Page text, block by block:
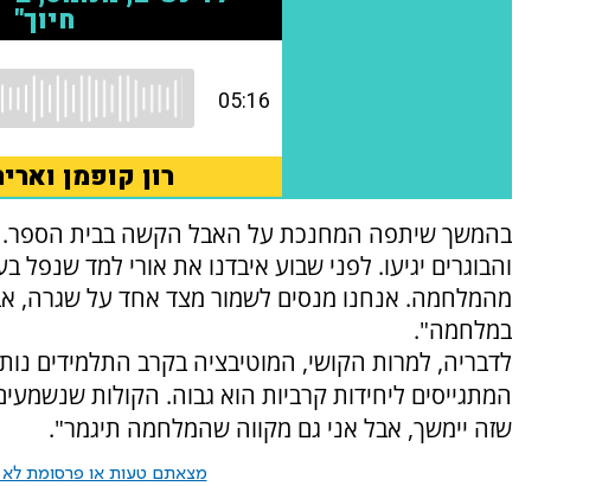
בהמשך שיתפה המחנכת על האבל הקשה בבית הספר.
והבוגרים יגיעו. לפני שבוע איבדנו את אורי למד
מהמלחמה. אנחנו מנסים לשמור מצד אחד על שגרה,
במלחמה".
לדבריה, למרות הקושי, המוטיבציה בקרב התלמידים
המתגייסים ליחידות קרביות הוא גבוה. הקולות
שזה יימשך, אבל אני גם מקווה שהמלחמה תיגמר".
מצאתם טעות או פרסומת לא